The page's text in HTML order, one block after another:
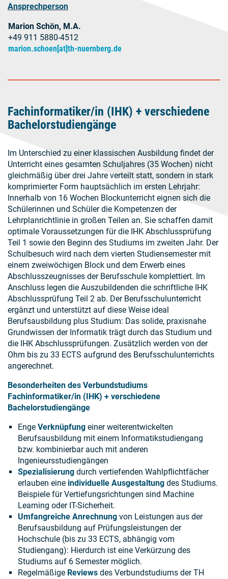
Ansprechperson
Marion Schön, M.A.
+49 911 5880-4512
marion.schoen[at]th-nuernberg.de
Fachinformatiker/in (IHK) + verschiedene
Bachelorstudiengänge
Im Unterschied zu einer klassischen Ausbildung findet der
Unterricht eines gesamten Schuljahres (35 Wochen) nicht
gleichmäßig über drei Jahre verteilt statt, sondern in stark
komprimierter Form hauptsächlich im ersten Lehrjahr:
Innerhalb von 16 Wochen Blockunterricht eignen sich die
Schülerinnen und Schüler die Kompetenzen der
Lehrplanrichtlinie in großen Teilen an. Sie schaffen damit
optimale Voraussetzungen für die IHK Abschlussprüfung
Teil 1 sowie den Beginn des Studiums im zweiten Jahr. Der
Schulbesuch wird nach dem vierten Studiensemester mit
einem zweiwöchigen Block und dem Erwerb eines
Abschlusszeugnisses der Berufsschule komplettiert. Im
Anschluss legen die Auszubildenden die schriftliche IHK
Abschlussprüfung Teil 2 ab. Der Berufsschulunterricht
ergänzt und unterstützt auf diese Weise ideal
Berufsausbildung plus Studium: Das solide, praxisnahe
Grundwissen der Informatik trägt durch das Studium und
die IHK Abschlussprüfungen. Zusätzlich werden von der
Ohm bis zu 33 ECTS aufgrund des Berufsschulunterrichts
angerechnet.
Besonderheiten des Verbundstudiums
Fachinformatiker/in (IHK) + verschiedene
Bachelorstudiengänge
Enge Verknüpfung einer weiterentwickelten
Berufsausbildung mit einem Informatikstudiengang
bzw. kombinierbar auch mit anderen
Ingenieursstudiengängen
Spezialisierung durch vertiefenden Wahlpflichtfächer
erlauben eine individuelle Ausgestaltung des Studiums.
Beispiele für Vertiefungsrichtungen sind Machine
Learning oder IT-Sicherheit.
Umfangreiche Anrechnung von Leistungen aus der
Berufsausbildung auf Prüfungsleistungen der
Hochschule (bis zu 33 ECTS, abhängig vom
Studiengang): Hierdurch ist eine Verkürzung des
Studiums auf 6 Semester möglich.
Regelmäßige Reviews des Verbundstudiums der TH